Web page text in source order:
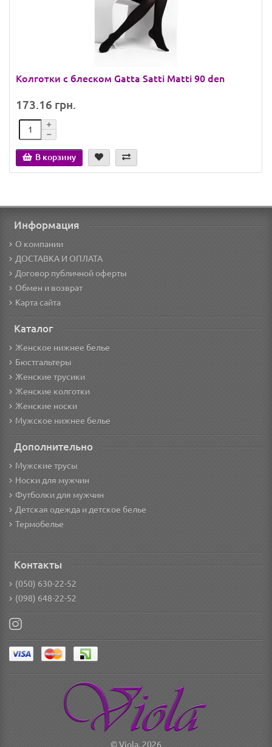
Колготки с блеском Gatta Satti Matti 90 den
173.16 грн.
В корзину
Информация
О компании
ДОСТАВКА И ОПЛАТА
Договор публичной оферты
Обмен и возврат
Карта сайта
Каталог
Женское нижнее белье
Бюстгальтеры
Женские трусики
Женские колготки
Женские носки
Мужское нижнее белье
Дополнительно
Мужские трусы
Носки для мужчин
Футболки для мужчин
Детская одежда и детское белье
Термобелье
Контакты
(050) 630-22-52
(098) 648-22-52
© Viola, 2026